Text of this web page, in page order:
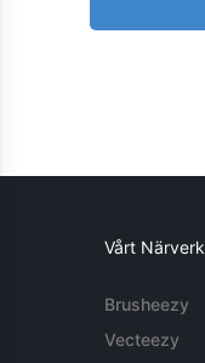
Vårt Närverk
Brusheezy
Vecteezy